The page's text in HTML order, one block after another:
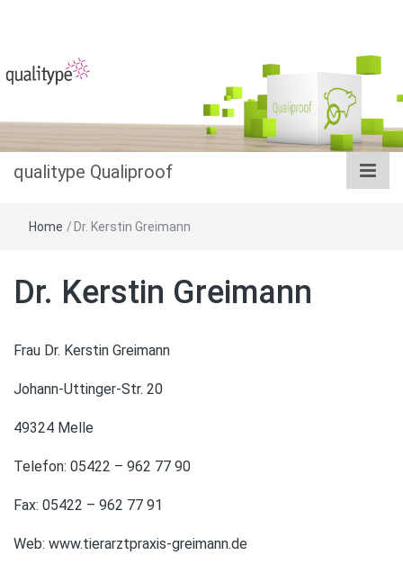
Qualiproof
qualitype Qualiproof
Home / Dr. Kerstin Greimann
Dr. Kerstin Greimann
Frau Dr. Kerstin Greimann
Johann-Uttinger-Str. 20
49324 Melle
Telefon: 05422 – 962 77 90
Fax: 05422 – 962 77 91
Web: www.tierarztpraxis-greimann.de